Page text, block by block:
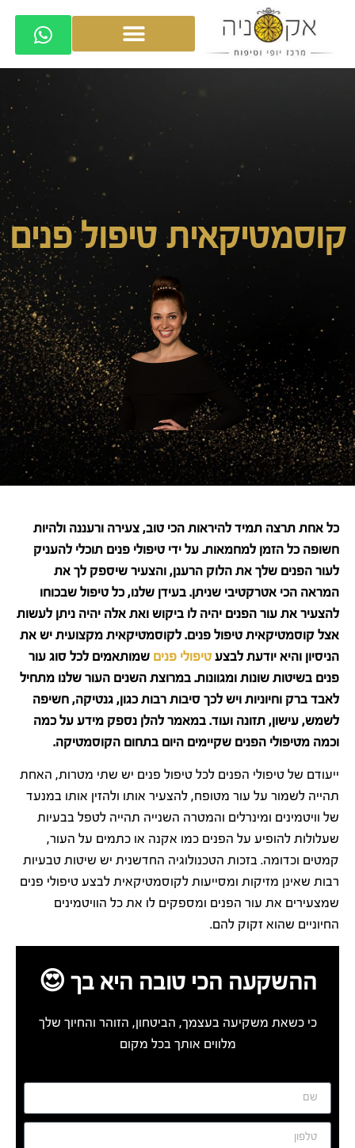
קוסמטיקאית טיפול פנים
כל אחת תרצה תמיד להיראות הכי טוב, צעירה ורעננה ולהיות
חשופה כל הזמן למחמאות. על ידי טיפולי פנים תוכלי להעניק
לעור הפנים שלך את הלוק הרענן, והצעיר שיספק לך את
המראה הכי אטרקטיבי שניתן. בעידן שלנו, כל טיפול שבכוחו
להצעיר את עור הפנים יהיה לו ביקוש ואת אלה יהיה ניתן לעשות
אצל קוסמטיקאית טיפול פנים. לקוסמטיקאית מקצועית יש את
הניסיון והיא יודעת לבצע טיפולי פנים שמותאמים לכל סוג עור
פנים בשיטות שונות ומגוונות. במרוצת השנים העור שלנו מתחיל
לאבד ברק וחיוניות ויש לכך סיבות רבות כגון, גנטיקה, חשיפה
לשמש, עישון, תזונה ועוד. במאמר להלן נספק מידע על כמה
וכמה מטיפולי הפנים שקיימים היום בתחום הקוסמטיקה.
ייעודם של טיפולי הפנים לכל טיפול פנים יש שתי מטרות, האחת
תהייה לשמור על עור מטופח, להצעיר אותו ולהזין אותו במנעד
של וויטמינים ומינרלים והמטרה השנייה תהייה לטפל בבעיות
שעלולות להופיע על הפנים כמו אקנה או כתמים על העור,
קמטים וכדומה. בזכות הטכנולוגיה החדשנית יש שיטות טבעיות
רבות שאינן מזיקות ומסייעות לקוסמטיקאית לבצע טיפולי פנים
שמצעירים את עור הפנים ומספקים לו את כל הוויטמינים
החיוניים שהוא זקוק להם.
ההשקעה הכי טובה היא בך 😍
כי כשאת משקיעה בעצמך, הביטחון, הזוהר והחיוך שלך
מלווים אותך בכל מקום